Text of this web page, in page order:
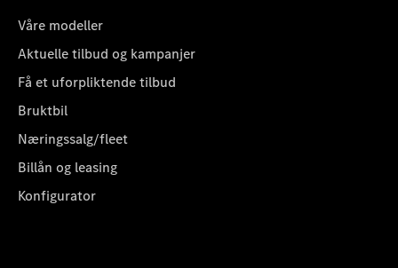
Våre modeller
Aktuelle tilbud og kampanjer
Få et uforpliktende tilbud
Bruktbil
Næringssalg/fleet
Billån og leasing
Konfigurator